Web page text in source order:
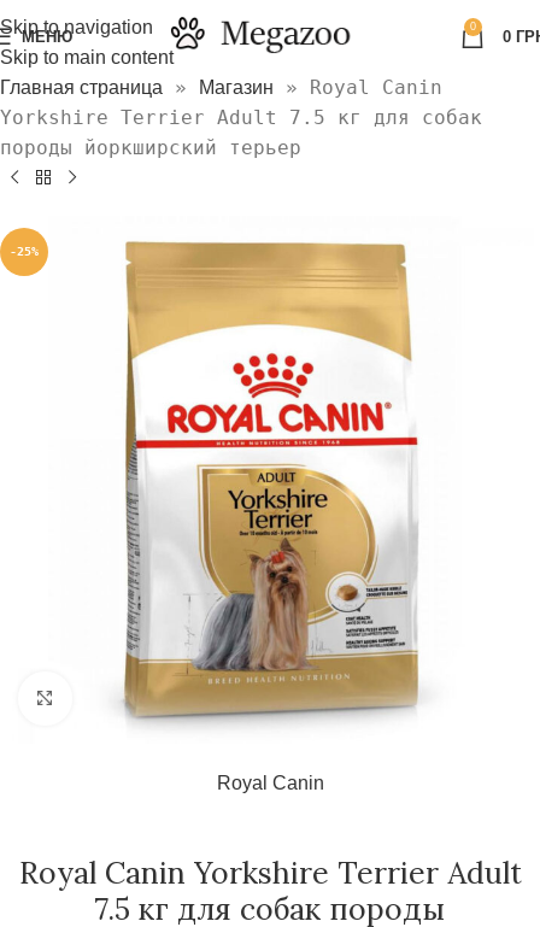
Skip to navigation
Skip to main content
МЕНЮ
0
0
Главная страница » Магазин » Royal Canin
Yorkshire Terrier Adult 7.5 кг для собак
породы йоркширский терьер
-25%
Нажмите, чтобы увеличить
Royal Canin
Royal Canin Yorkshire Terrier Adult
7.5 кг для собак породы